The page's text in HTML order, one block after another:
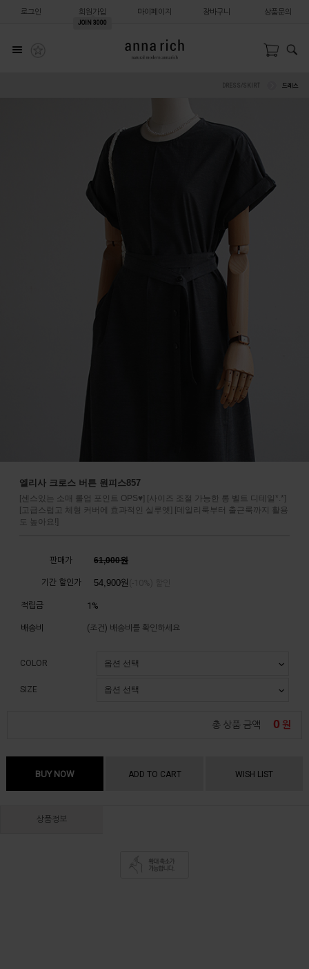
로그인 회원가입
JOIN 3000
마이페이지 장바구니 상품문의
드레스
엘리사 크로스 버튼 원피스857
[센스있는 소매 롤업 포인트 OPS♥] [사이즈 조절 가능한 롱 벨트 디테일*.*]
[고급스럽고 체형 커버에 효과적인 실루엣] [데일리룩부터 출근룩까지 활용
도 높아요!]
판매가 61,000원
기간 할인가 54,900원
적립금 1%
배송비 (조건) 배송비를 확인하세요
COLOR
SIZE
총 상품 금액 0 원
BUY NOW ADD TO CART WISH LIST
상품정보